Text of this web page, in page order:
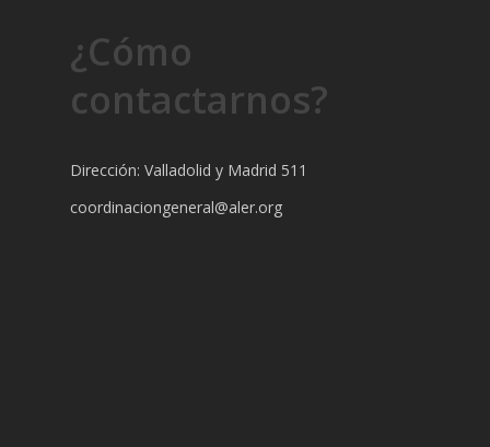
¿Cómo
contactarnos?
Dirección: Valladolid y Madrid 511
coordinaciongeneral@aler.org